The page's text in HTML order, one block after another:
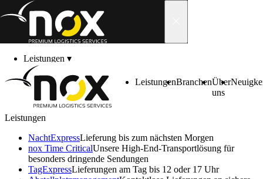
Skip to content
Leistungen ▾
Branchen
Über uns ▾
Neuigkeiten
▾
Karriere▾
Kontakt
Kundenbereich
LeistungenBranchenÜber
uns
Leistungen
NachtExpressLieferung bis zum nächsten Morgen
nox Time CriticalUnsere High-End-Transportlösung für
besonders dringende Sendungen
TagExpressLieferungen am Tag bis 12 oder 17 Uhr